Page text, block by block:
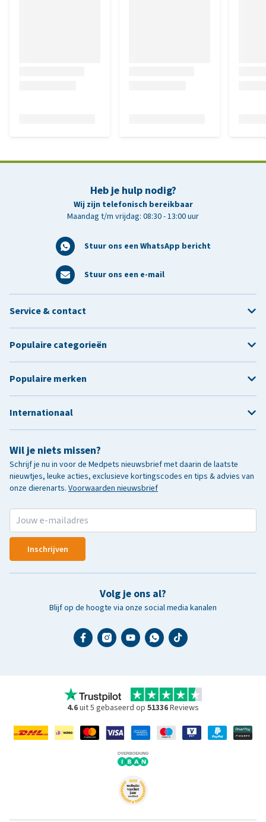
Heb je hulp nodig?
Wij zijn telefonisch bereikbaar
Maandag t/m vrijdag: 08:30 - 13:00 uur
Stuur ons een WhatsApp bericht
Stuur ons een e-mail
Wil je niets missen?
Schrijf je nu in voor de Medpets nieuwsbrief met daarin de laatste
nieuwtjes, leuke acties, exclusieve kortingscodes en tips & advies van
onze dierenarts. Voorwaarden nieuwsbrief
Inschrijven
Volg je ons al?
Blijf op de hoogte via onze social media kanalen
Service & contact
Populaire categorieën
Populaire merken
Internationaal
4.6uit 5 gebaseerd op 51336Reviews